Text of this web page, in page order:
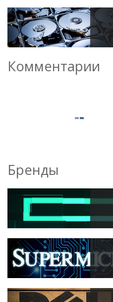
Комментарии
Бренды